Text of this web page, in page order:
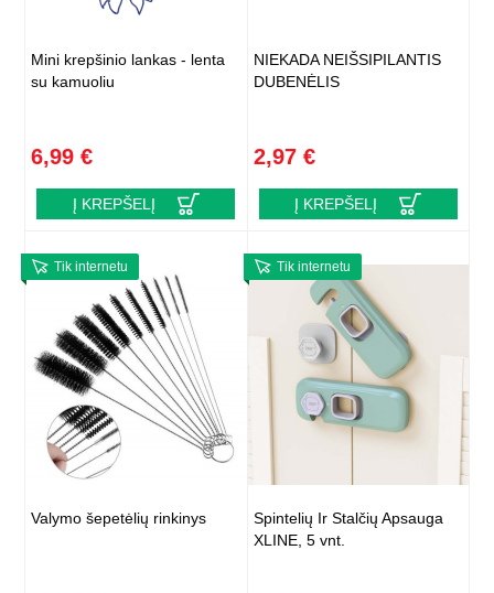
Mini krepšinio lankas - lenta
su kamuoliu
6,99 €
Į KREPŠELĮ
NIEKADA NEIŠSIPILANTIS
DUBENĖLIS
2,97 €
Į KREPŠELĮ
Tik internetu
Valymo šepetėlių rinkinys
Tik internetu
Spintelių Ir Stalčių Apsauga
XLINE, 5 vnt.